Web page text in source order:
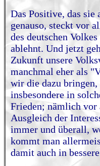
Das Positive, das sie
genauso, steckt vor
des deutschen
ablehnt. Und jetzt
Zukunft unsere
manchmal eher als
wir die dazu bringen,
insbesondere in
Frieden; nämlich
Ausgleich der
immer und überall,
kommt man
damit auch in